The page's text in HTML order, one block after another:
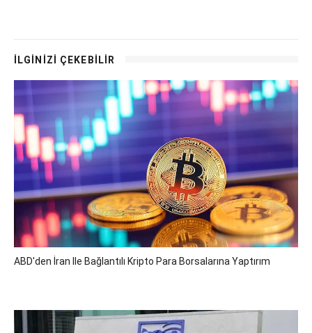
İLGİNİZİ ÇEKEBİLİR
ABD'den İran Ile Bağlantılı Kripto Para Borsalarına Yaptırım